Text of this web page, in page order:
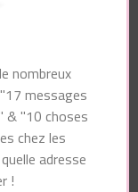
nombreux
messages
& "10 choses
chez les
adresse
!